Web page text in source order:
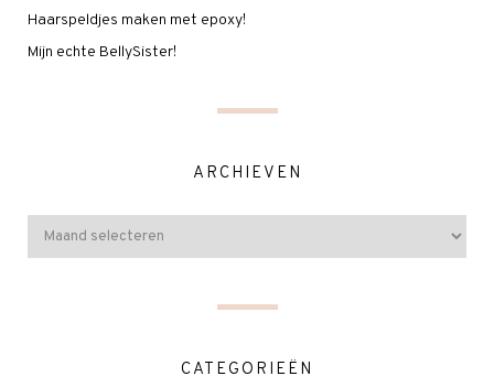
Haarspeldjes maken met epoxy!
Mijn echte BellySister!
ARCHIEVEN
CATEGORIEËN